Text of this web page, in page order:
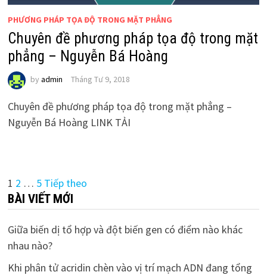
PHƯƠNG PHÁP TỌA ĐỘ TRONG MẶT PHẲNG
Chuyên đề phương pháp tọa độ trong mặt
phẳng – Nguyễn Bá Hoàng
by admin Tháng Tư 9, 2018
Chuyên đề phương pháp tọa độ trong mặt phẳng –
Nguyễn Bá Hoàng LINK TẢI
Điều
hướng
bài
viết
1 2 … 5 Tiếp theo
BÀI VIẾT MỚI
Giữa biến dị tổ hợp và đột biến gen có điểm nào khác
nhau nào?
Khi phân tử acridin chèn vào vị trí mạch ADN đang tổng